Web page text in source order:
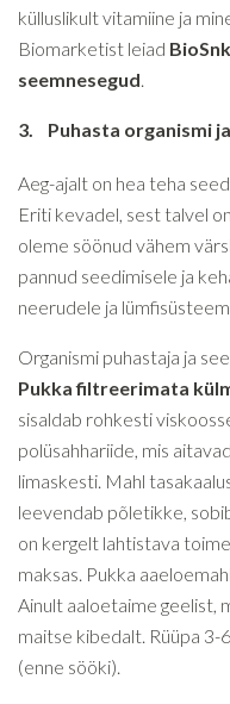
külluslikult vitamiine ja
Biomarketist leiad
seemnesegud.
3. Puhasta organismi
Aeg-ajalt on hea teha
Eriti kevadel, sest talvel
oleme söönud vähem
pannud seedimisele ja
neerudele ja
Organismi puhastaja ja
Pukka filtreerimata
sisaldab rohkesti
polüsahhariide, mis
limaskesti. Mahl
leevendab põletikke,
on kergelt lahtistava
maksas. Pukka
Ainult aaloetaime geelist,
maitse kibedalt. Rüüpa 3-
(enne sööki).